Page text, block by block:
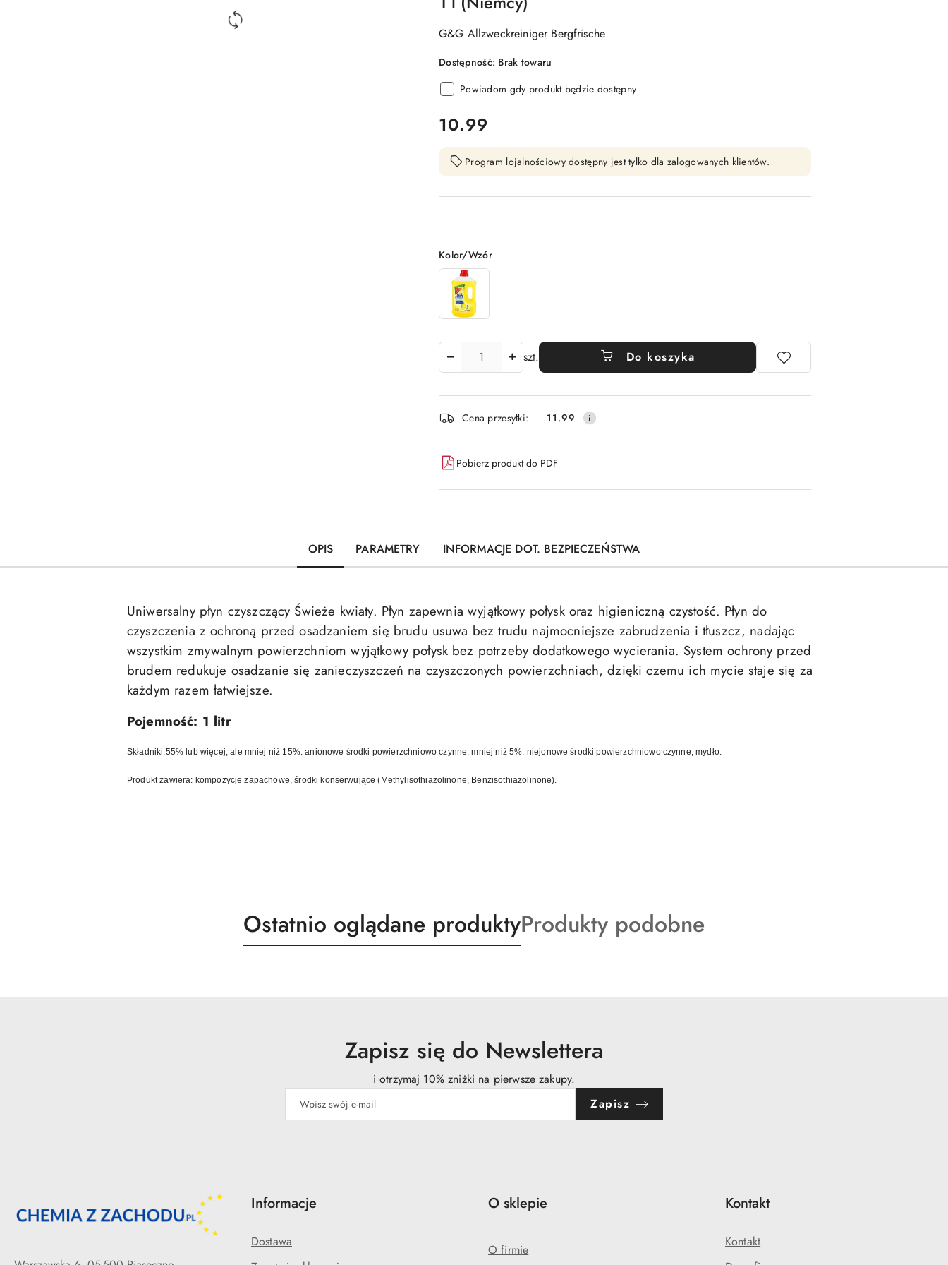
G&G Allzweckreiniger Bergfrische
Dostępność: Brak towaru
Powiadom gdy produkt będzie dostępny
cena:
10.99
Program lojalnościowy dostępny jest tylko dla zalogowanych klientów.
Wariant
Kolor/Wzór
szt. Do koszyka
Dostępność
i
dostawa
Cena przesyłki: 11.99
Pobierz produkt do PDF
OPIS PARAMETRY INFORMACJE DOT. BEZPIECZEŃSTWA
Uniwersalny płyn czyszczący Świeże kwiaty. Płyn zapewnia wyjątkowy połysk oraz higieniczną czystość. Płyn do
czyszczenia z ochroną przed osadzaniem się brudu usuwa bez trudu najmocniejsze zabrudzenia i tłuszcz, nadając
wszystkim zmywalnym powierzchniom wyjątkowy połysk bez potrzeby dodatkowego wycierania. System ochrony przed
brudem redukuje osadzanie się zanieczyszczeń na czyszczonych powierzchniach, dzięki czemu ich mycie staje się za
każdym razem łatwiejsze.
Pojemność: 1 litr
Składniki:55% lub więcej, ale mniej niż 15%: anionowe środki powierzchniowo czynne; mniej niż 5%: niejonowe środki powierzchniowo czynne, mydło.
Produkt zawiera: kompozycje zapachowe, środki konserwujące (Methylisothiazolinone, Benzisothiazolinone).
Produkty
o
Ostatnio oglądane produktyProdukty
o
Produkty podobne
Zapisz się do Newslettera
i otrzymaj 10% zniżki na pierwsze zakupy.
Zapisz
Informacje
Dostawa
O sklepie
O firmie
Kontakt
Kontakt